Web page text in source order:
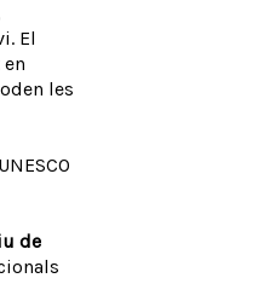
El
les
de